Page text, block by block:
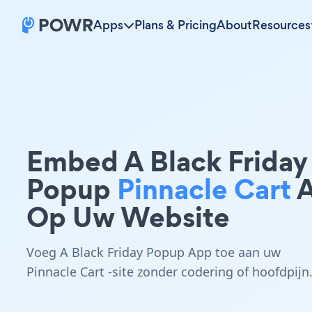
Apps Plans & PricingAboutResources
Embed A Black Friday
Popup Pinnacle Cart
Op Uw Website
Voeg A Black Friday Popup App toe aan uw
Pinnacle Cart -site zonder codering of hoofdpijn.